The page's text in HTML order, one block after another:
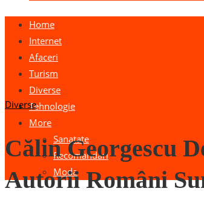
Home
Internet
Afaceri
Turism
Diverse
Tehnologie
More
Sanatate
Recomandari
Moda
Diverse
Călin Georgescu
Autorii Români